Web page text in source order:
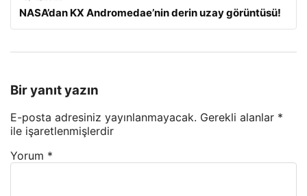
NASA’dan KX Andromedae’nin derin uzay görüntüsü!
Bir yanıt yazın
E-posta adresiniz yayınlanmayacak. Gerekli alanlar *
ile işaretlenmişlerdir
Yorum *